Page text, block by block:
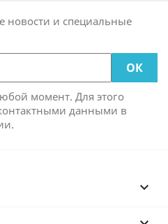
новости и специальные
момент. Для этого
данными в
